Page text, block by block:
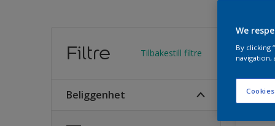
Filtre Tilbakestill filtre
Beliggenhet
We
By clicking
navigation,